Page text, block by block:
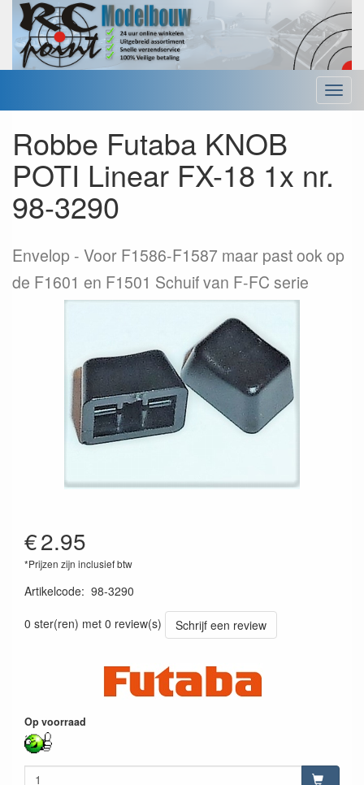
Menu
Robbe Futaba KNOB
POTI Linear FX-18 1x nr.
98-3290
Envelop
Voor F1586-F1587 maar past ook op
de F1601 en F1501 Schuif van F-FC serie
€2.95
*Prijzen zijn inclusief btw
Artikelcode: 98-3290
0 ster(ren) met 0 review(s)
Schrijf een review
Op voorraad